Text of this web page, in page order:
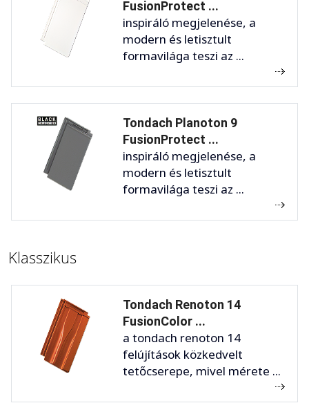
FusionProtect ...
inspiráló megjelenése, a
modern és letisztult
formavilága teszi az ...
Tondach Planoton 9
FusionProtect ...
inspiráló megjelenése, a
modern és letisztult
formavilága teszi az ...
Klasszikus
Tondach Renoton 14
FusionColor ...
a tondach renoton 14
felújítások közkedvelt
tetőcserepe, mivel mérete ...